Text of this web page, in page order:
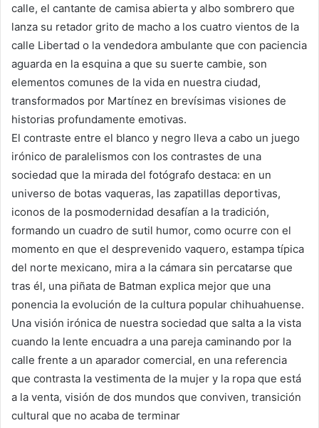
calle, el cantante de camisa abierta y albo sombrero que
lanza su retador grito de macho a los cuatro vientos de la
calle Libertad o la vendedora ambulante que con paciencia
aguarda en la esquina a que su suerte cambie, son
elementos comunes de la vida en nuestra ciudad,
transformados por Martínez en brevísimas visiones de
historias profundamente emotivas.
El contraste entre el blanco y negro lleva a cabo un juego
irónico de paralelismos con los contrastes de una
sociedad que la mirada del fotógrafo destaca: en un
universo de botas vaqueras, las zapatillas deportivas,
iconos de la posmodernidad desafían a la tradición,
formando un cuadro de sutil humor, como ocurre con el
momento en que el desprevenido vaquero, estampa típica
del norte mexicano, mira a la cámara sin percatarse que
tras él, una piñata de Batman explica mejor que una
ponencia la evolución de la cultura popular chihuahuense.
Una visión irónica de nuestra sociedad que salta a la vista
cuando la lente encuadra a una pareja caminando por la
calle frente a un aparador comercial, en una referencia
que contrasta la vestimenta de la mujer y la ropa que está
a la venta, visión de dos mundos que conviven, transición
cultural que no acaba de terminar